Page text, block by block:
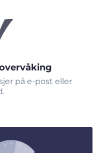
på e-post eller